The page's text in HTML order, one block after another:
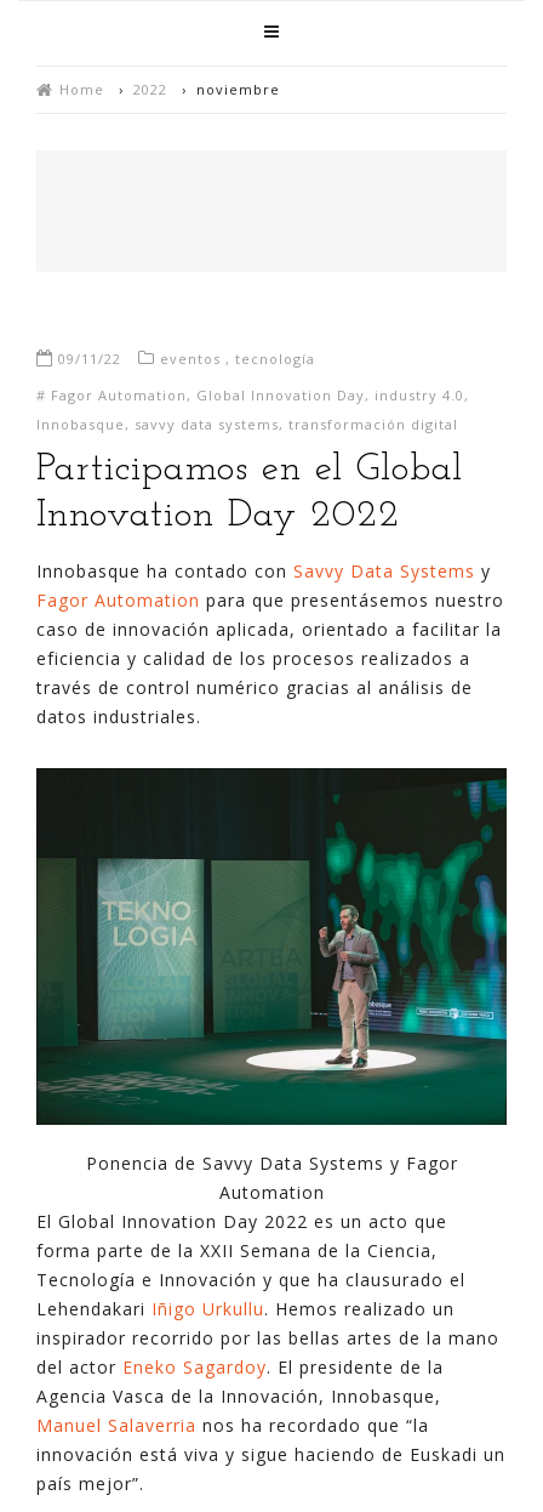
Home › 2022 › noviembre
09/11/22 eventos , tecnología
# Fagor Automation , Global Innovation Day, industry 4.0 ,
Innobasque , savvy data systems, transformación digital
Participamos en el Global
Innovation Day 2022
Innobasque ha contado con Savvy Data Systems y
Fagor Automation para que presentásemos nuestro
caso de innovación aplicada, orientado a facilitar la
eficiencia y calidad de los procesos realizados a
través de control numérico gracias al análisis de
datos industriales.
Ponencia de Savvy Data Systems y Fagor
Automation
El Global Innovation Day 2022 es un acto que
forma parte de la XXII Semana de la Ciencia,
Tecnología e Innovación y que ha clausurado el
Lehendakari Iñigo Urkullu. Hemos realizado un
inspirador recorrido por las bellas artes de la mano
del actor Eneko Sagardoy. El presidente de la
Agencia Vasca de la Innovación, Innobasque,
Manuel Salaverria nos ha recordado que “la
innovación está viva y sigue haciendo de Euskadi un
país mejor”.